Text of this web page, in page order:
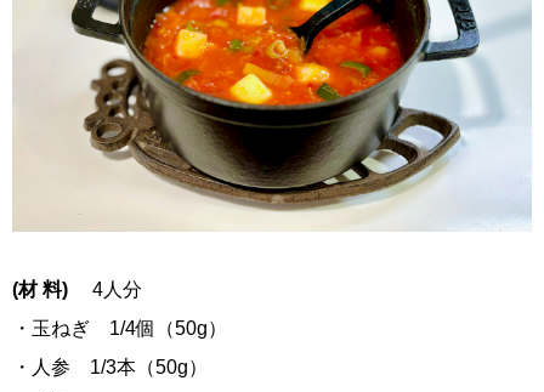
(材 料) 4人分
・玉ねぎ 1/4個（50g）
・人参 1/3本（50g）